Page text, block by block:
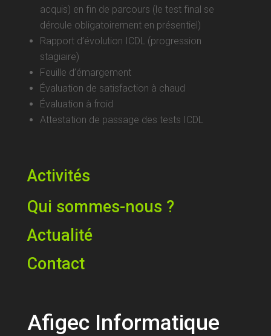
acquis) en fin de parcours (le test final se
déroule obligatoirement en présentiel)
Rapport d’évolution ICDL (progression
stagiaire)
Feuille d’émargement
Évaluation de satisfaction à chaud
Évaluation à froid
Attestation de passage des tests ICDL
Activités
Qui sommes-nous ?
Actualité
Contact
Afigec Informatique